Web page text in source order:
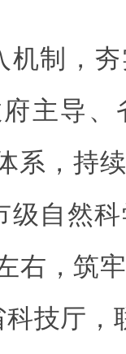
制，夯
主导
系，持
级自然
右，筑
技厅，